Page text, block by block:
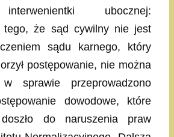
ubocznej:
tego, że sąd cywilny nie jest
sądu karnego, który
postępowanie, nie można
sprawie przeprowadzono
dowodowe, które
do naruszenia praw